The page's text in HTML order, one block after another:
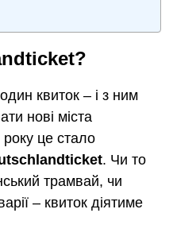
квиток – і з ним
нові міста
це стало
. Чи то
трамвай, чи
– квиток діятиме